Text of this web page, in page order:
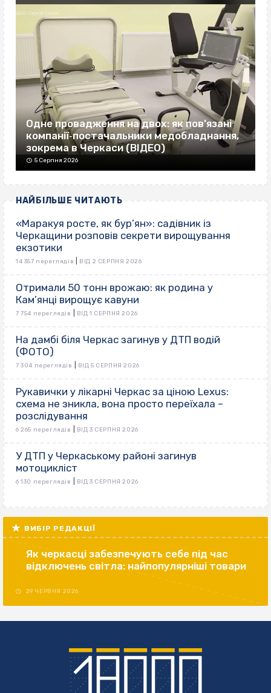
Одне провадження на двох: як пов’язані
компанії‐постачальники медобладнання,
зокрема в Черкаси (ВІДЕО)
5 Серпня 2026
НАЙБІЛЬШЕ ЧИТАЮТЬ
«Маракуя росте, як бур’ян»: садівник із
Черкащини розповів секрети вирощування
екзотики
14 357 переглядів ВІД 2 СЕРПНЯ 2026
Отримали 50 тонн врожаю: як родина у
Кам’янці вирощує кавуни
7 754 переглядів ВІД 1 СЕРПНЯ 2026
На дамбі біля Черкас загинув у ДТП водій
(ФОТО)
7 304 переглядів ВІД 5 СЕРПНЯ 2026
Рукавички у лікарні Черкас за ціною Lexus:
схема не зникла, вона просто переїхала –
розслідування
6 265 переглядів ВІД 3 СЕРПНЯ 2026
У ДТП у Черкаському районі загинув
мотоцикліст
6 130 переглядів ВІД 3 СЕРПНЯ 2026
ВИБІР РЕДАКЦІЇ
Як черкасці забезпечують себе під час
відключень світла: найпопулярніші товари
29 ЧЕРВНЯ 2026